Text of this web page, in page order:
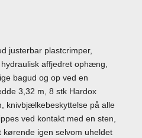
justerbar plastcrimper,
affjedret ophæng,
bagud og op ved en
3,32 m, 8 stk Hardox
knivbjælkebeskyttelse på alle
ved kontakt med en sten,
igen selvom uheldet